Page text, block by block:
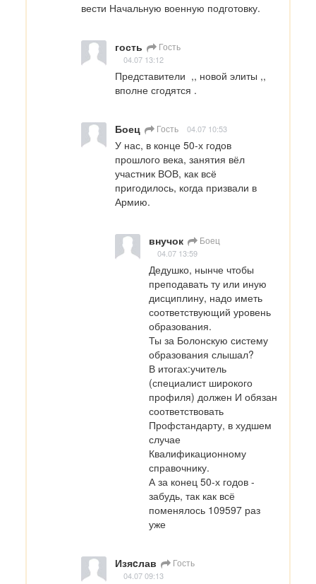
вести Начальную военную подготовку.
гость Гость
04.07 13:12
Представители  ,, новой элиты ,,
вполне сгодятся .
Боец Гость 04.07 10:53
У нас, в конце 50-х годов
прошлого века, занятия вёл
участник ВОВ, как всё
пригодилось, когда призвали в
Армию.
внучок Боец
04.07 13:59
Дедушко, нынче чтобы
преподавать ту или иную
дисциплину, надо иметь
соответствующий уровень
образования.
Ты за Болонскую систему
образования слышал?
В итогах:учитель
(специалист широкого
профиля) должен И обязан
соответствовать
Профстандарту, в худшем
случае
Квалификационному
справочнику.
А за конец 50-х годов -
забудь, так как всё
поменялось 109597 раз
уже
Изяcлав Гость
04.07 09:13